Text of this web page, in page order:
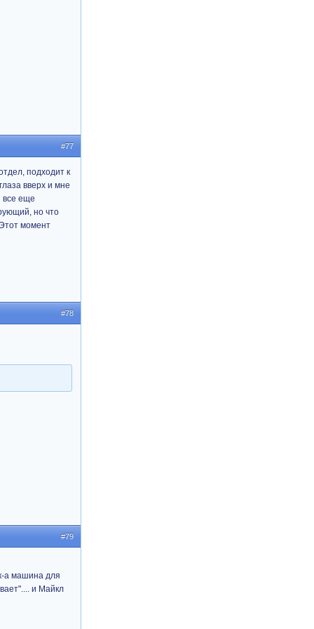
#77
подходит к
вверх и мне
все еще
но что
момент
#78
#79
а машина для
и Майкл